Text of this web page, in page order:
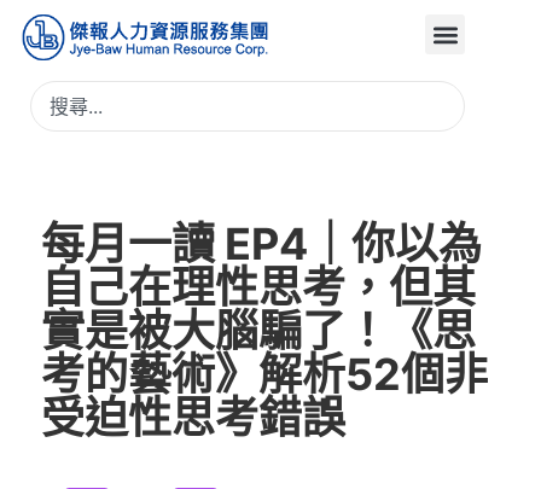
每月一讀 EP4｜你以為
自己在理性思考，但其
實是被大腦騙了！《思
考的藝術》解析52個非
受迫性思考錯誤